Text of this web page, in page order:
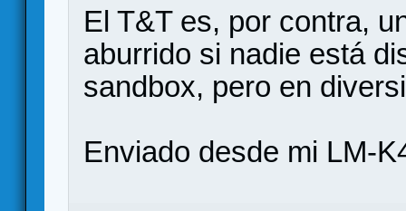
El T&T es, por contra,
aburrido si nadie está
sandbox, pero en
Enviado desde mi LM-